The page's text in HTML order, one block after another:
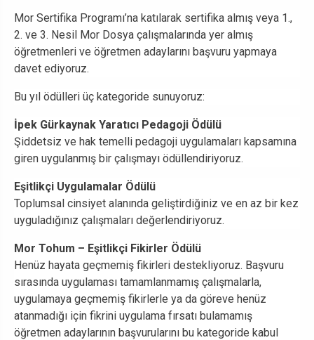
Mor Sertifika Programı’na katılarak sertifika almış veya 1.,
2. ve 3. Nesil Mor Dosya çalışmalarında yer almış
öğretmenleri ve öğretmen adaylarını başvuru yapmaya
davet ediyoruz.
Bu yıl ödülleri üç kategoride sunuyoruz:
İpek Gürkaynak Yaratıcı Pedagoji Ödülü
Şiddetsiz ve hak temelli pedagoji uygulamaları kapsamına
giren uygulanmış bir çalışmayı ödüllendiriyoruz.
Eşitlikçi Uygulamalar Ödülü
Toplumsal cinsiyet alanında geliştirdiğiniz ve en az bir kez
uyguladığınız çalışmaları değerlendiriyoruz.
Mor Tohum – Eşitlikçi Fikirler Ödülü
Henüz hayata geçmemiş fikirleri destekliyoruz. Başvuru
sırasında uygulaması tamamlanmamış çalışmalarla,
uygulamaya geçmemiş fikirlerle ya da göreve henüz
atanmadığı için fikrini uygulama fırsatı bulamamış
öğretmen adaylarının başvurularını bu kategoride kabul